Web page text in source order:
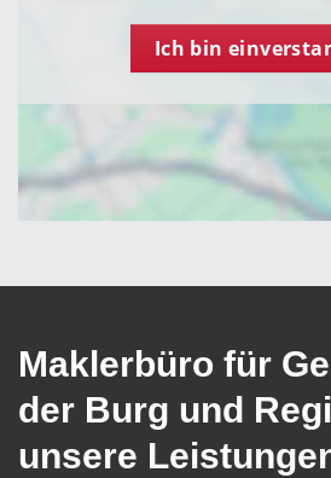
Ich bin
Maklerbüro für
der Burg und
unsere